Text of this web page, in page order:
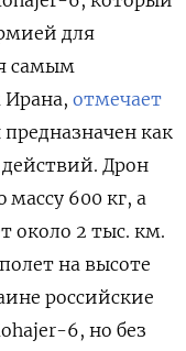
для
самым
отмечает
как
Дрон
600 кг, а
около 2 тыс. км.
на высоте
российские
6, но без